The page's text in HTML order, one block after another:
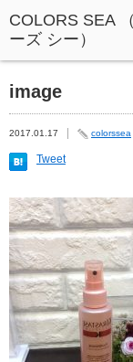
image
2017.01.17 colorssea
Tweet